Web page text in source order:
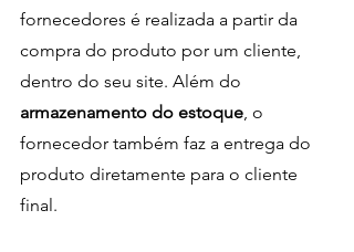
fornecedores é realizada a partir da
compra do produto por um cliente,
dentro do seu site. Além do
armazenamento do estoque, o
fornecedor também faz a entrega do
produto diretamente para o cliente
final.